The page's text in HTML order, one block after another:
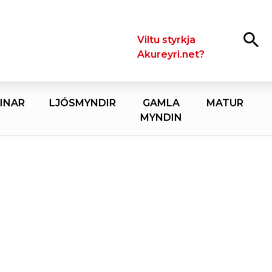
LeitaViltu styrkja
Akureyri.net?
LJÓSMYNDIR
GAMLA
MYNDIN
MATUR